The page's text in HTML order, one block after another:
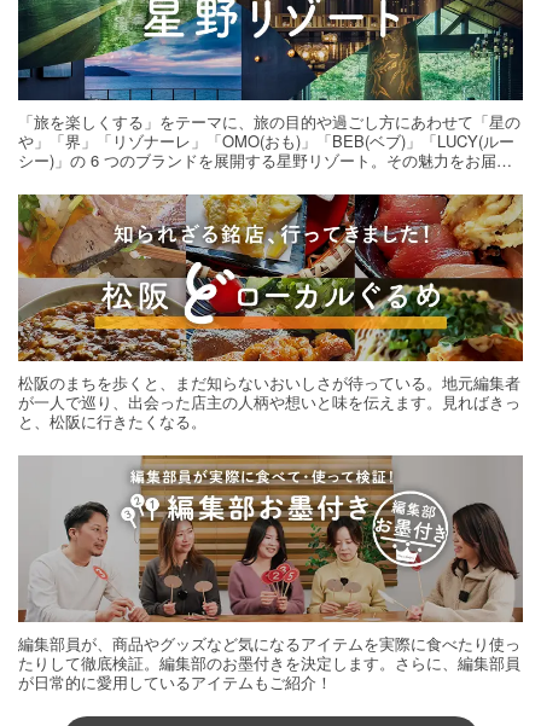
「旅を楽しくする」をテーマに、旅の目的や過ごし方にあわせて「星の
や」「界」「リゾナーレ」「OMO(おも)」「BEB(ベブ)」「LUCY(ルー
シー)」の 6 つのブランドを展開する星野リゾート。その魅力をお届け
松阪のまちを歩くと、まだ知らないおいしさが待っている。地元編集者
が一人で巡り、出会った店主の人柄や想いと味を伝えます。見ればきっ
と、松阪に行きたくなる。
編集部員が、商品やグッズなど気になるアイテムを実際に食べたり使っ
たりして徹底検証。編集部のお墨付きを決定します。さらに、編集部員
が日常的に愛用しているアイテムもご紹介！